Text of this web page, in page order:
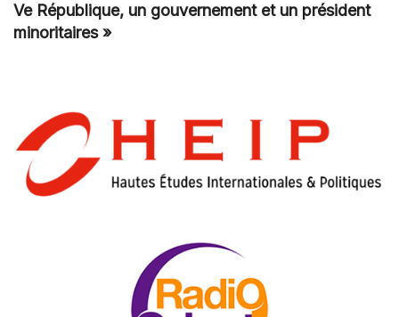
Ve République, un gouvernement et un président
minoritaires »